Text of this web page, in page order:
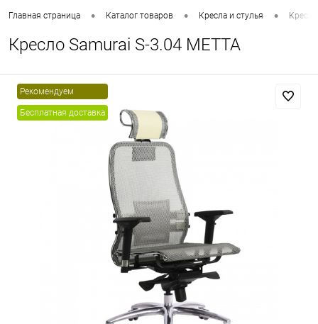
Главная страница • Каталог товаров • Кресла и стулья • Кресла
Кресло Samurai S-3.04 МЕТТА
Рекомендуем
Бесплатная доставка